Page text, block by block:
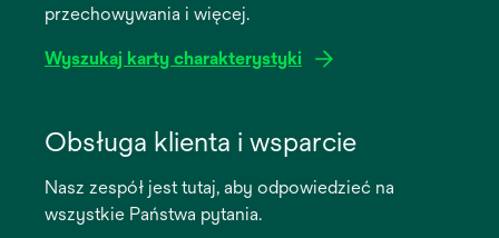
przechowywania i więcej.
Wyszukaj karty charakterystyki
new
Obsługa klienta i wsparcie
Nasz zespół jest tutaj, aby odpowiedzieć na
wszystkie Państwa pytania.